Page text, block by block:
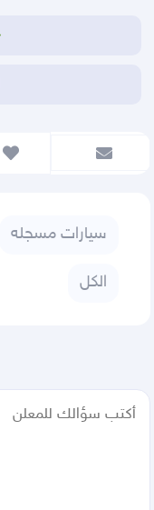
سيارات مسجله
الكل